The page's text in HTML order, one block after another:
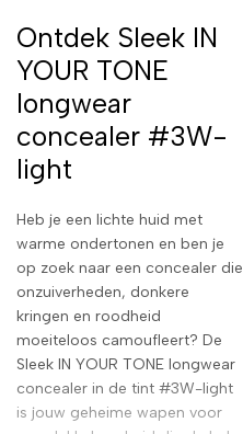
Ontdek Sleek IN
YOUR TONE
longwear
concealer #3W-
light
Heb je een lichte huid met
warme ondertonen en ben je
op zoek naar een concealer die
onzuiverheden, donkere
kringen en roodheid
moeiteloos camoufleert? De
Sleek IN YOUR TONE longwear
concealer in de tint #3W-light
is jouw geheime wapen voor